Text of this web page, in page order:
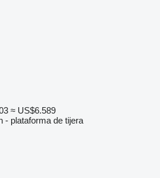
≈ US$6.589
- plataforma de tijera